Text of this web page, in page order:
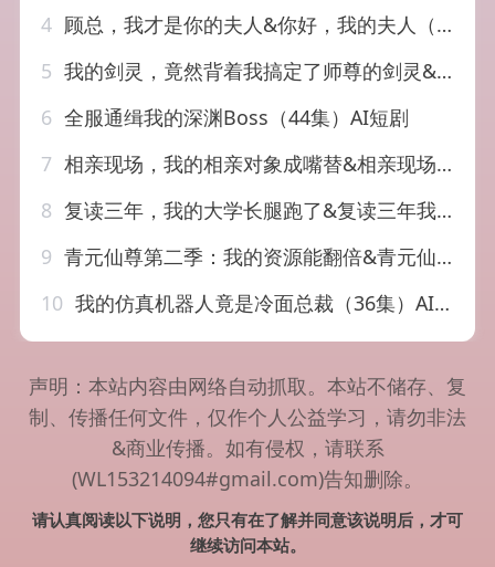
4 顾总，我才是你的夫人&你好，我的夫人（65集）周宇航&万家乐
5 我的剑灵，竟然背着我搞定了师尊的剑灵&我的剑灵竟然背着我搞定了师尊的剑灵（64集）AI短剧
6 全服通缉我的深渊Boss（44集）AI短剧
7 相亲现场，我的相亲对象成嘴替&相亲现场我的相亲对象成嘴替（55集）AI短剧
8 复读三年，我的大学长腿跑了&复读三年我的大学长腿跑了（60集）刘浔&满满
9 青元仙尊第二季：我的资源能翻倍&青元仙尊第二季我的资源能翻倍（50集）AI短剧
10 我的仿真机器人竟是冷面总裁（36集）AI短剧
声明：本站内容由网络自动抓取。本站不储存、复
制、传播任何文件，仅作个人公益学习，请勿非法
&商业传播。如有侵权，请联系
(WL153214094#gmail.com)告知删除。
请认真阅读以下说明，您只有在了解并同意该说明后，才可
继续访问本站。